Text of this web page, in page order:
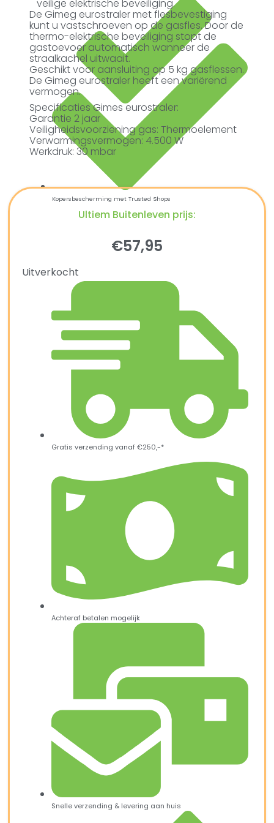
Kopersbescherming met Trusted Shops
veilige elektrische beveiliging.
De Gimeg eurostraler met flesbevestiging
kunt u vastschroeven op de gasfles. Door de
thermo-elektrische beveiliging stopt de
gastoevoer automatisch wanneer de
straalkachel uitwaait.
Geschikt voor aansluiting op 5 kg gasflessen.
De Gimeg eurostraler heeft een variërend
vermogen.
Specificaties Gimes eurostraler:
Garantie 2 jaar
Veiligheidsvoorziening gas: Thermoelement
Verwarmingsvermogen: 4.500 W
Werkdruk: 30 mbar
Ultiem Buitenleven prijs:
€57,95
Uitverkocht
Gratis verzending vanaf €250,-*
Achteraf betalen mogelijk
Snelle verzending & levering aan huis